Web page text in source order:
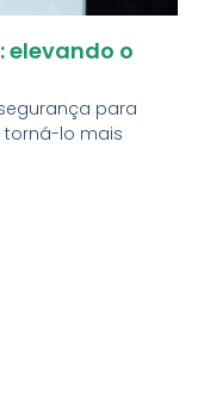
elevando o
para
lo mais